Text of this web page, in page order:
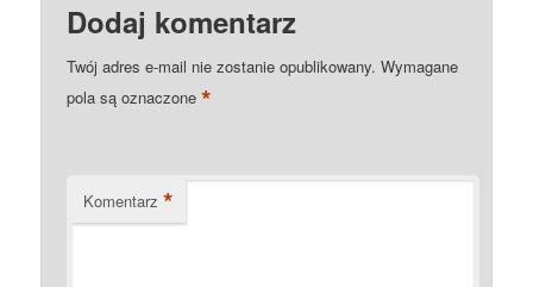
Dodaj komentarz
Twój adres e-mail nie zostanie opublikowany. Wymagane
pola są oznaczone*
Komentarz *